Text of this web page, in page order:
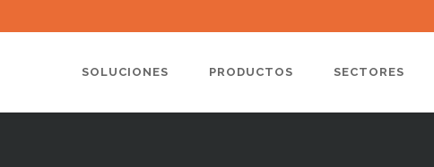
SOLUCIONES PRODUCTOS SECTORES